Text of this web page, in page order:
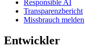
Responsible AI
Transparenzbericht
Missbrauch melden
Entwickler